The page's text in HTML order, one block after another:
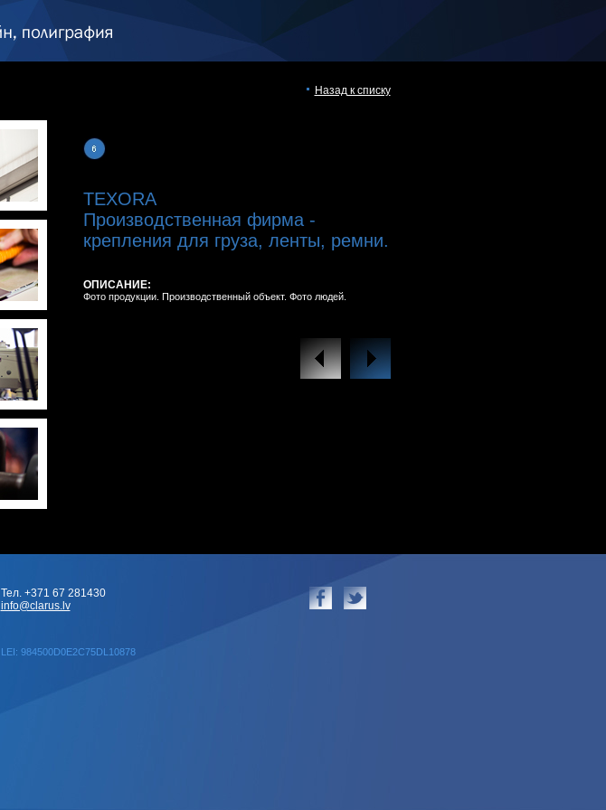
Назад к списку
TEXORA
Производственная фирма -
крепления для груза, ленты, ремни.
ОПИСАНИЕ:
Фото продукции. Производственный объект. Фото людей.
LEI: 984500D0E2C75DL10878
Тел. +371 67 281430
info@clarus.lv